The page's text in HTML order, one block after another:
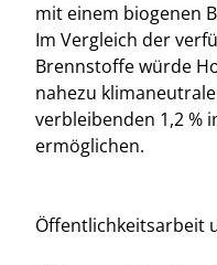
mit einem biogenen
Im Vergleich der
Brennstoffe würde
nahezu
verbleibenden 1,2 %
ermöglichen.
Öffentlichkeitsarbeit